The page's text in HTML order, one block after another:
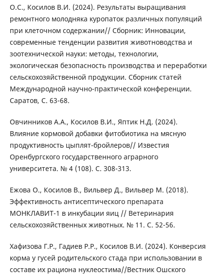
О.С., Косилов В.И. (2024). Результаты выращивания
ремонтного молодняка куропаток различных популяций
при клеточном содержании// Сборник: Инновации,
современные тенденции развития животноводства и
зоотехнической науки: методы, технологии,
экологическая безопасность производства и переработки
сельскохозяйственной продукции. Сборник статей
Международной научно-практической конференции.
Саратов, С. 63-68.
Овчинников А.А., Косилов В.И., Яптик Н.Д. (2024).
Влияние кормовой добавки фитобиотика на мясную
продуктивность цыплят-бройлеров// Известия
Оренбургского государственного аграрного
университета. № 4 (108). С. 308-313.
Ежова О., Косилов В., Вильвер Д., Вильвер М. (2018).
Эффективность антисептического препарата
МОНКЛАВИТ-1 в инкубации яиц // Ветеринария
сельскохозяйственных животных. № 11. С. 52-56.
Хафизова Г.Р., Гадиев Р.Р., Косилов В.И. (2024). Конверсия
корма у гусей родительского стада при использовании в
составе их рациона нуклеостима//Вестник Ошского